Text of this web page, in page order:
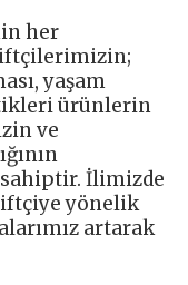
her
yaşam
ürünlerin
ve
sahiptir. İlimizde
yönelik
artarak